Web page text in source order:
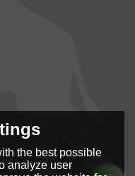
the best possible
analyze user